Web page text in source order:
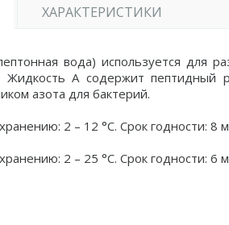
ХАРАКТЕРИСТИКИ
вода) используется для
Жидкость А содержит пептидный
азота для бактерий.
2 – 12 °C. Срок годности: 8
2 – 25 °C. Срок годности: 6